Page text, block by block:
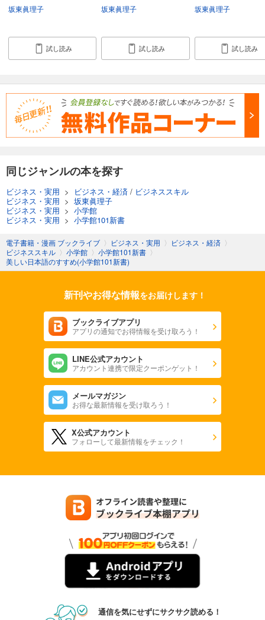
坂東眞理子
試し読み
坂東眞理子
試し読み
坂東眞理子
試し読み
同じジャンルの本を探す
ビジネス・実用 > ビジネス・経済 / ビジネススキル
ビジネス・実用 > 坂東眞理子
ビジネス・実用 > 小学館
ビジネス・実用 > 小学館101新書
電子書籍・漫画 ブックライブ 〉 ビジネス・実用 〉 ビジネス・経済 〉
ビジネススキル 〉 小学館 〉 小学館101新書 〉
美しい日本語のすすめ(小学館101新書)
新刊やお得な情報をお届けします！
ブックライブアプリ
アプリの通知でお得情報を受け取ろう！
LINE公式アカウント
アカウント連携で限定クーポンゲット！
メールマガジン
お得な最新情報を受け取ろう！
X公式アカウント
フォローして最新情報をチェック！
通信を気にせずにサクサク読める！